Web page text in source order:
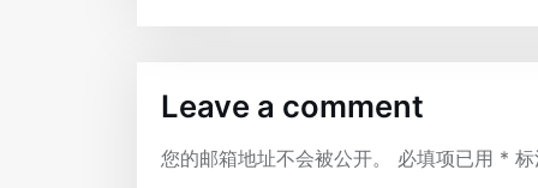
Leave a comment
您的邮箱地址不会被公开。 必填项已用 *